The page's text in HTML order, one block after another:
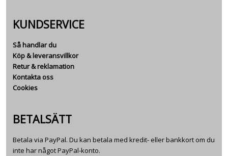
KUNDSERVICE
Så handlar du
Köp & leveransvillkor
Retur & reklamation
Kontakta oss
Cookies
BETALSÄTT
Betala via PayPal. Du kan betala med kredit- eller bankkort om du
inte har något PayPal-konto.